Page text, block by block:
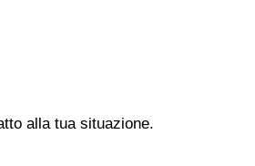
alla tua situazione.